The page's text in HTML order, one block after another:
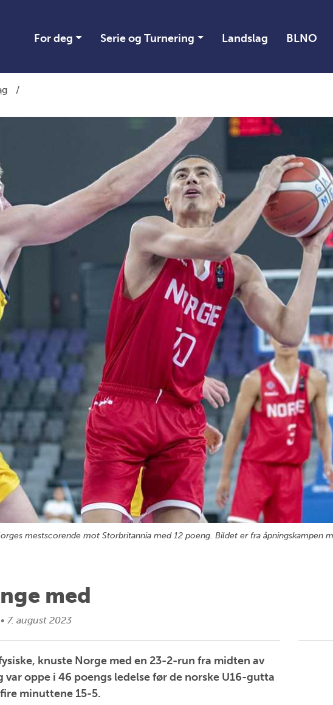
For deg Serie og Turnering Landslag BLNO
/
mestscorende mot Storbritannia med 12 poeng. Bildet er fra åpningskampen
med
• 7. august 2023
knuste Norge med en 23-2-run fra midten av
oppe i 46 poengs ledelse før de norske U16-gutta
minuttene 15-5.